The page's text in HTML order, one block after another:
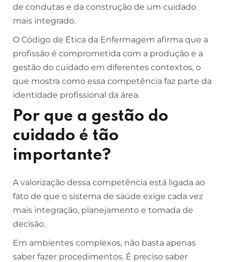
de condutas e da construção de um cuidado
mais integrado.
O Código de Ética da Enfermagem afirma que a
profissão é comprometida com a produção e a
gestão do cuidado em diferentes contextos, o
que mostra como essa competência faz parte da
identidade profissional da área.
Por que a gestão do
cuidado é tão
importante?
A valorização dessa competência está ligada ao
fato de que o sistema de saúde exige cada vez
mais integração, planejamento e tomada de
decisão.
Em ambientes complexos, não basta apenas
saber fazer procedimentos. É preciso saber